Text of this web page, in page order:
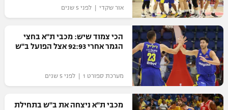
תקנון פעילות ספורט 1
רשיון להקרנה פומבית לבית עסק
הצטרפות לחבילת הערוצים
לוח דרושים – ג'ובנט
תגיות
אור שקדי | לפני 5 שנים
הכי צמוד שיש: מכבי ת"א בחצי
הגמר אחרי 92:93 אצל הפועל ב"ש
מערכת ספורט 1 | לפני 5 שנים
מכבי ת"א ניצחה את ב"ש בתחילת